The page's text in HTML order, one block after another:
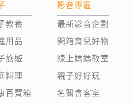
教養
用品
旅遊
料理
百寶箱
影音專區
最新影音企劃
開箱育兒好物
線上媽媽教室
親子好好玩
名醫會客室